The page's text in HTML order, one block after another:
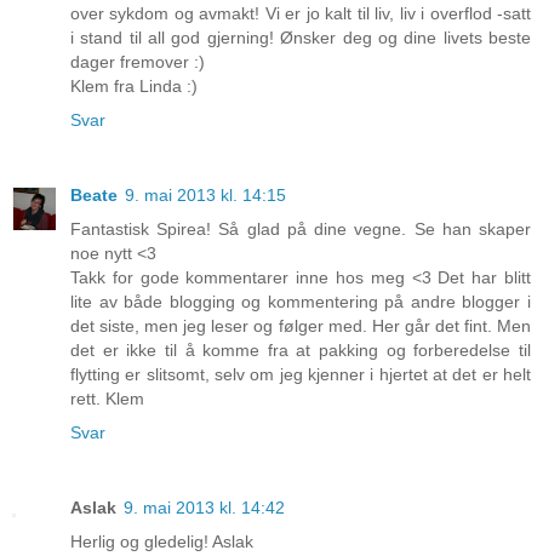
over sykdom og avmakt! Vi er jo kalt til liv, liv i overflod -satt
i stand til all god gjerning! Ønsker deg og dine livets beste
dager fremover :)
Klem fra Linda :)
Svar
Beate 9. mai 2013 kl. 14:15
Fantastisk Spirea! Så glad på dine vegne. Se han skaper
noe nytt <3
Takk for gode kommentarer inne hos meg <3 Det har blitt
lite av både blogging og kommentering på andre blogger i
det siste, men jeg leser og følger med. Her går det fint. Men
det er ikke til å komme fra at pakking og forberedelse til
flytting er slitsomt, selv om jeg kjenner i hjertet at det er helt
rett. Klem
Svar
Aslak 9. mai 2013 kl. 14:42
Herlig og gledelig! Aslak